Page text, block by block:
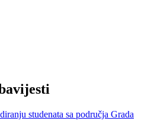
studenata sa područja Grada